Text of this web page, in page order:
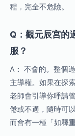
程，完全不危險。
Q：觀元辰宮的
服？
A： 不會的。整個
主導權。如果在探
老師會引導你呼請
倦或不適，隨時可
而會有一種「如釋